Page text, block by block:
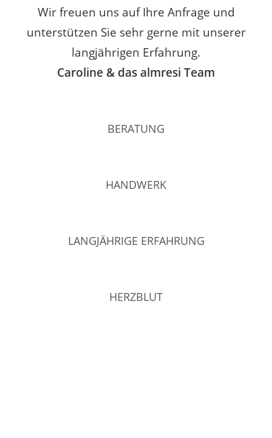
Wir freuen uns auf Ihre Anfrage und
unterstützen Sie sehr gerne mit unserer
langjährigen Erfahrung.
Caroline & das almresi Team
BERATUNG
HANDWERK
LANGJÄHRIGE ERFAHRUNG
HERZBLUT